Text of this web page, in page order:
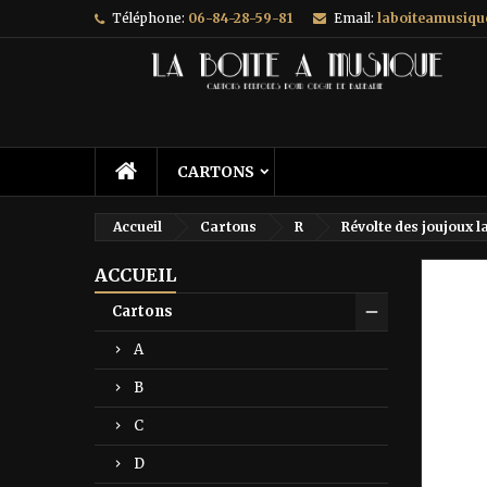
Téléphone: 06-84-28-59-81 Email:
CARTONS
Accueil Cartons R Révolte des joujoux
ACCUEIL
Cartons
A
B
C
D